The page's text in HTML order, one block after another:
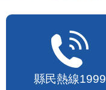
縣民熱線1999